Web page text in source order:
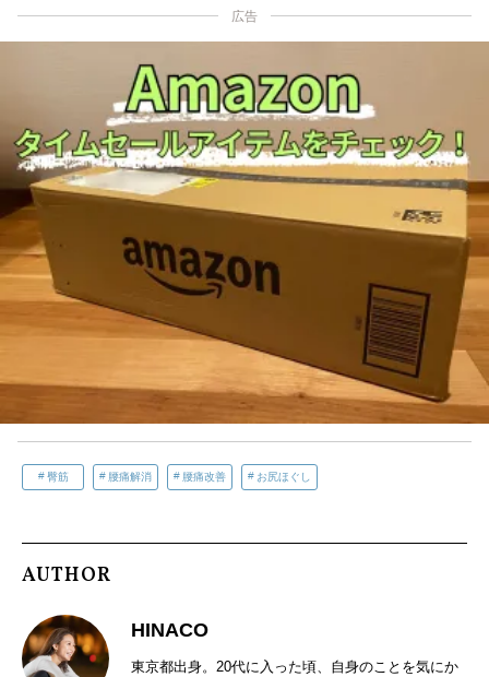
広告
臀筋 腰痛解消 腰痛改善 お尻ほぐし
AUTHOR
HINACO
東京都出身。20代に入った頃、自身のことを気にか